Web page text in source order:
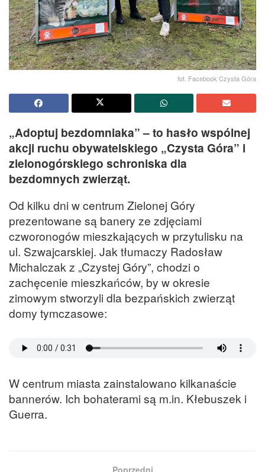
fot. Facebook Czysta Góra
„Adoptuj bezdomniaka” – to hasło wspólnej
akcji ruchu obywatelskiego „Czysta Góra” i
zielonogórskiego schroniska dla
bezdomnych zwierząt.
Od kilku dni w centrum Zielonej Góry
prezentowane są banery ze zdjęciami
czworonogów mieszkających w przytulisku na
ul. Szwajcarskiej. Jak tłumaczy Radosław
Michalczak z „Czystej Góry”, chodzi o
zachęcenie mieszkańców, by w okresie
zimowym stworzyli dla bezpańskich zwierząt
domy tymczasowe:
W centrum miasta zainstalowano kilkanaście
bannerów. Ich bohaterami są m.in. Kłebuszek i
Guerra.